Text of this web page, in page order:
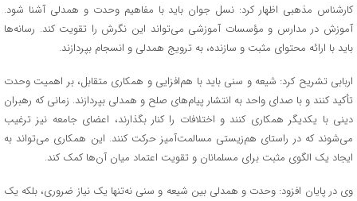
کارشناس مذهبی اظهار کرد: نسل جوان باید با مفاهیم وحدت و همدلی آشنا شود.
آموزش در مدارس و مؤسسات آموزشی می‌تواند این نگرش را تقویت کند. رسانه‌ها
باید با ارائه محتوای مثبت و سازنده، به ترویج همدلی و انسجام بپردازند.
اربابی تشریح کرد: شیعه و سنی باید با هم‌افزایی و همکاری متقابل، بر اهمیت وحدت
تأکید کنند و با صدای واحد به انتشار پیام‌های صلح و همدلی بپردازند. زمانی که رهبران
دینی با یکدیگر همکاری کنند و اختلافات را کنار بگذارند، اعضای جامعه نیز ترغیب
می‌شوند که در راستای هم‌زیستی مسالمت‌آمیز حرکت کنند. این همکاری می‌تواند به
ایجاد یک الگوی مثبت برای مسلمانان و تقویت اعتماد میان آن‌ها کمک کند.
وی در پایان افزود: وحدت و همدلی بین شیعه و سنی نه‌تنها یک نیاز ضروری، بلکه یک